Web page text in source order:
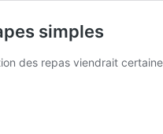
simples
des repas viendrait